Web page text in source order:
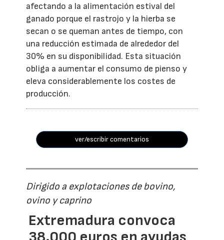
afectando a la alimentación estival del
ganado porque el rastrojo y la hierba se
secan o se queman antes de tiempo, con
una reducción estimada de alrededor del
30% en su disponibilidad. Esta situación
obliga a aumentar el consumo de pienso y
eleva considerablemente los costes de
producción.
ver/escribir comentarios
Dirigido a explotaciones de bovino,
ovino y caprino
Extremadura convoca